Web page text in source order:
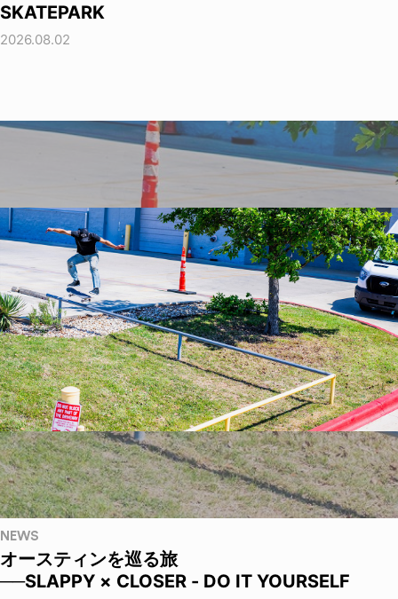
SKATEPARK
2026.08.02
NEWS
オースティンを巡る旅
──SLAPPY × CLOSER - DO IT YOURSELF